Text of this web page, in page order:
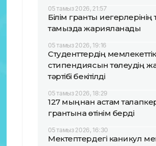
05 тамыз 2026, 21:57
Білім гранты иегерлерінің
тамызда жарияланады
05 тамыз 2026, 19:16
Студенттердің мемлекеттік
стипендиясын төлеудің
тәртібі бекітілді
05 тамыз 2026, 18:29
127 мыңнан астам
грантына өтінім берді
05 тамыз 2026, 16:30
Мектептердегі каникул